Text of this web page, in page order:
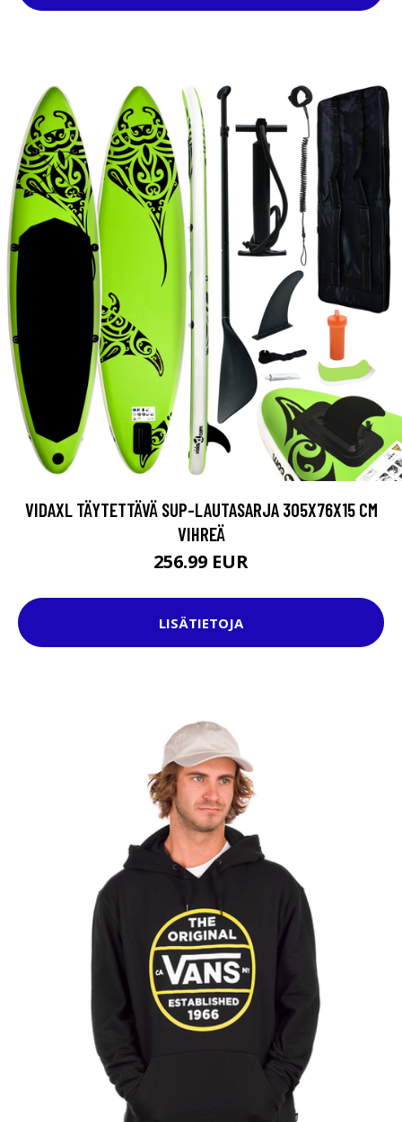
VIDAXL TÄYTETTÄVÄ SUP-LAUTASARJA 305X76X15 CM
VIHREÄ
256.99 EUR
LISÄTIETOJA